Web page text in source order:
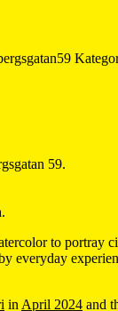
59.
to portray
everyday
in April 2024 and